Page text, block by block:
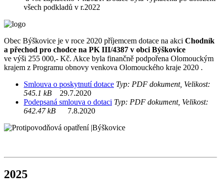
všech podkladů v r.2022
Obec Býškovice je v roce 2020 příjemcem dotace na akci Chodník
a přechod pro chodce na PK III/4387 v obci Býškovice
ve výši 255 000,- Kč. Akce byla finančně podpořena Olomouckým
krajem z Programu obnovy venkova Olomouckého kraje 2020 .
Smlouva o poskytnutí dotace Typ: PDF dokument, Velikost:
545.1 kB 29.7.2020
Podepsaná smlouva o dotaci Typ: PDF dokument, Velikost:
642.47 kB 7.8.2020
2025